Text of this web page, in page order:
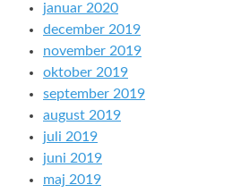
januar 2020
december 2019
november 2019
oktober 2019
september 2019
august 2019
juli 2019
juni 2019
maj 2019